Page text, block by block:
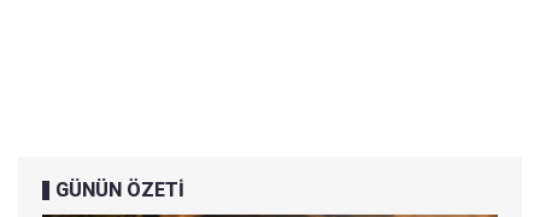
GÜNÜN ÖZETİ